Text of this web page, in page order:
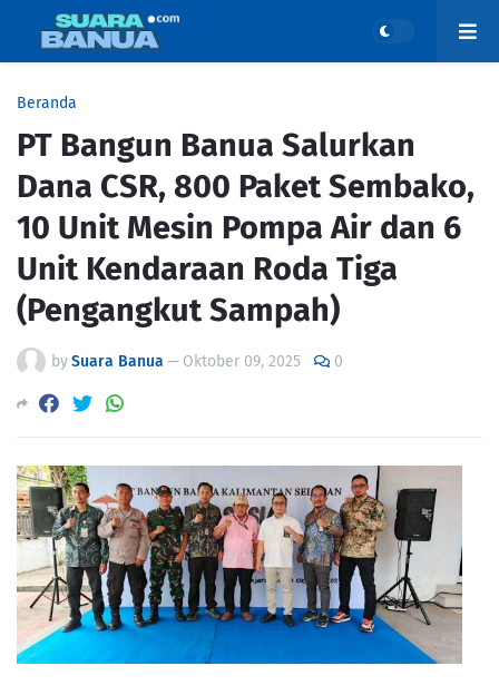
Beranda
PT Bangun Banua Salurkan
Dana CSR, 800 Paket Sembako,
10 Unit Mesin Pompa Air dan 6
Unit Kendaraan Roda Tiga
(Pengangkut Sampah)
bySuara Banua — Oktober 09, 2025 0